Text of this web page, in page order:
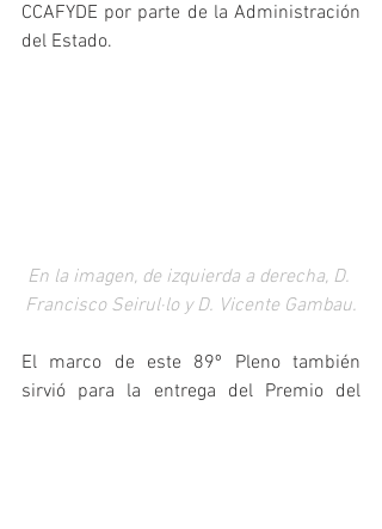
CCAFYDE por parte de la Administración
del Estado.
En la imagen, de izquierda a derecha, D.
Francisco Seirul·lo y D. Vicente Gambau.
El marco de este 89º Pleno también
sirvió para la entrega del Premio del